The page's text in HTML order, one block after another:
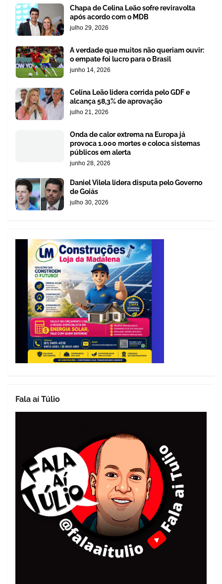
Chapa de Celina Leão sofre reviravolta
após acordo com o MDB
julho 29, 2026
A verdade que muitos não queriam ouvir:
o empate foi lucro para o Brasil
junho 14, 2026
Celina Leão lidera corrida pelo GDF e
alcança 58,3% de aprovação
julho 21, 2026
Onda de calor extrema na Europa já
provoca 1.000 mortes e coloca sistemas
públicos em alerta
junho 28, 2026
Daniel Vilela lidera disputa pelo Governo
de Goiás
julho 30, 2026
Fala aí Túlio